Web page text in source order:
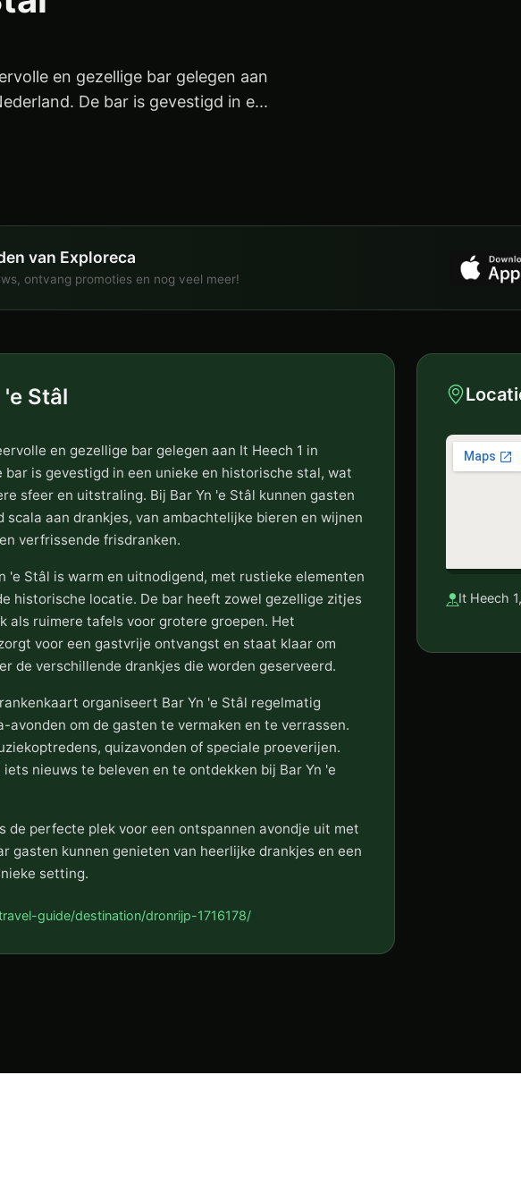
en gezellige bar gelegen aan
De bar is gevestigd in e...
van Exploreca
ontvang promoties en nog veel meer!
Stâl
en gezellige bar gelegen aan It Heech 1 in
bar is gevestigd in een unieke en historische stal, wat
sfeer en uitstraling. Bij Bar Yn 'e Stâl kunnen gasten
scala aan drankjes, van ambachtelijke bieren en wijnen
verfrissende frisdranken.
'e Stâl is warm en uitnodigend, met rustieke elementen
historische locatie. De bar heeft zowel gezellige zitjes
als ruimere tafels voor grotere groepen. Het
voor een gastvrije ontvangst en staat klaar om
de verschillende drankjes die worden geserveerd.
organiseert Bar Yn 'e Stâl regelmatig
avonden om de gasten te vermaken en te verrassen.
quizavonden of speciale proeverijen.
nieuws te beleven en te ontdekken bij Bar Yn 'e
de perfecte plek voor een ontspannen avondje uit met
gasten kunnen genieten van heerlijke drankjes en een
setting.
guide/destination/dronrijp-1716178/
It Heech